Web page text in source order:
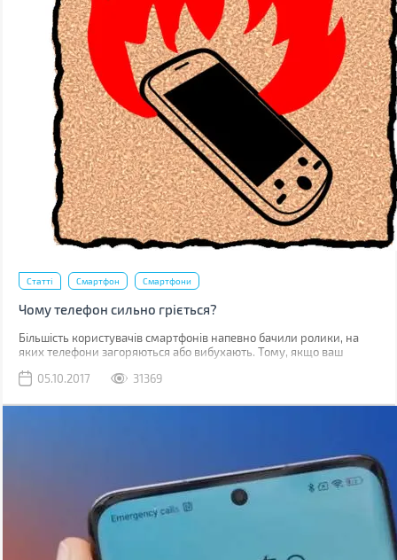
Статті Смартфон Смартфони
Чому телефон сильно гріється?
Більшість користувачів смартфонів напевно бачили ролики, на
яких телефони загоряються або вибухають. Тому, якщо ваш
безпечно.
05.10.2017 31369